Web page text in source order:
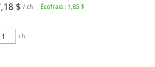
$ / ch Écofrais : 1,85 $
ch